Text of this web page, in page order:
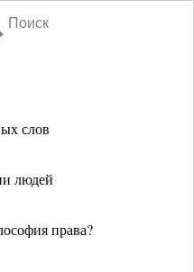
Поиск
слов
людей
права?